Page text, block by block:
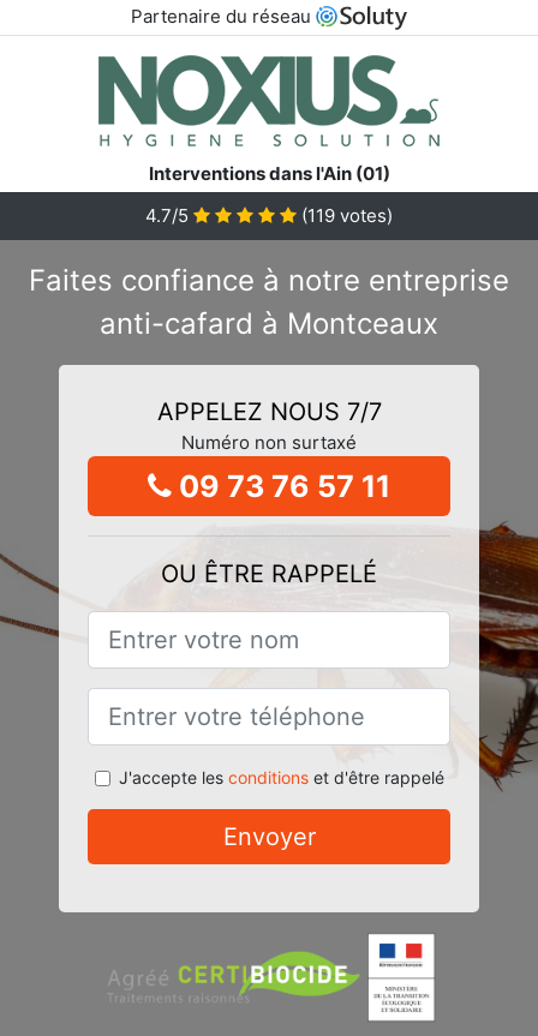
Partenaire du réseau
Interventions dans l'Ain (01)
4.7/5
(119 votes)
Faites confiance à notre entreprise
anti-cafard à Montceaux
APPELEZ NOUS 7/7
Numéro non surtaxé
09 73 76 57 11
OU ÊTRE RAPPELÉ
J'accepte les conditionset d'être rappelé
Envoyer